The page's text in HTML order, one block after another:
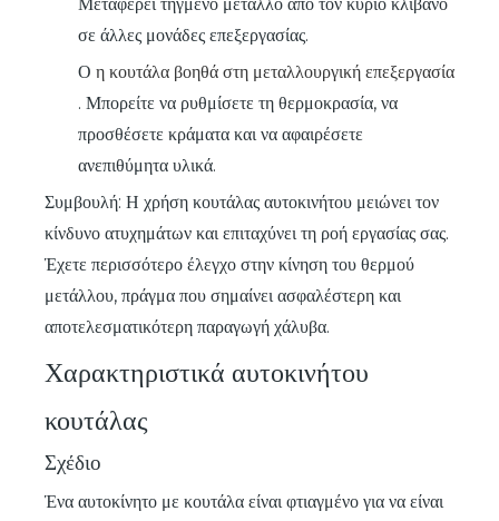
σε άλλες μονάδες επεξεργασίας.
Ο η κουτάλα βοηθά στη μεταλλουργική επεξεργασία
. Μπορείτε να ρυθμίσετε τη θερμοκρασία, να
προσθέσετε κράματα και να αφαιρέσετε
ανεπιθύμητα υλικά.
Συμβουλή: Η χρήση κουτάλας αυτοκινήτου μειώνει τον
κίνδυνο ατυχημάτων και επιταχύνει τη ροή εργασίας σας.
Έχετε περισσότερο έλεγχο στην κίνηση του θερμού
μετάλλου, πράγμα που σημαίνει ασφαλέστερη και
αποτελεσματικότερη παραγωγή χάλυβα.
Χαρακτηριστικά αυτοκινήτου
κουτάλας
Σχέδιο
Ένα αυτοκίνητο με κουτάλα είναι φτιαγμένο για να είναι